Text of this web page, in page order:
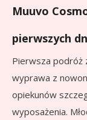
Muuvo
pierwszych
Pierwsza podróż
wyprawa z
opiekunów
wyposażenia.